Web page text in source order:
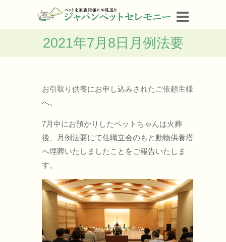
2021年7月8日月例法要
お引取り供養にお申し込みされたご依頼主様
へ。
7月中にお預かりしたペットちゃんは火葬
後、月例法要にて住職立会のもと動物供養塔
へ埋葬いたしましたことをご報告いたしま
す。